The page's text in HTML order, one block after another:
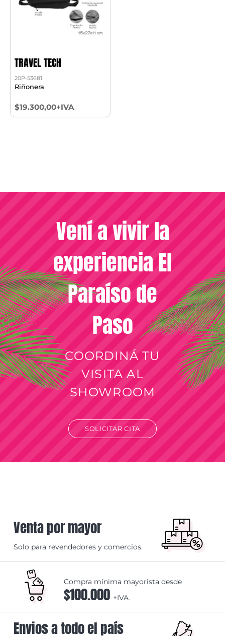
TRAVEL TECH
20P-53681
Riñonera
$19.300,00+IVA
Vení a vivir la
experiencia El
Paraíso de
Paso
COORDINÁ TU
VISITA AL
SHOWROOM
SOLICITAR CITA
Venta por mayor
Solo para revendedores y comercios.
Compra mínima mayorista desde
$100.000 +IVA.
Envios a todo el país